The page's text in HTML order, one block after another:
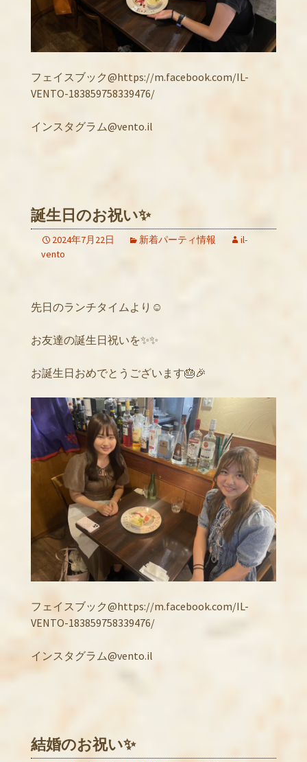
フェイスブック@https://m.facebook.com/IL-
VENTO-183859758339476/
インスタグラム@vento.il
誕生日のお祝い✨
2024年7月22日 新着パーティ情報
il-
vento
先日のランチタイムより☺️
お友達の誕生日祝いを✨✨
お誕生日おめでとうございます🎂🎉
フェイスブック@https://m.facebook.com/IL-
VENTO-183859758339476/
インスタグラム@vento.il
結婚のお祝い✨